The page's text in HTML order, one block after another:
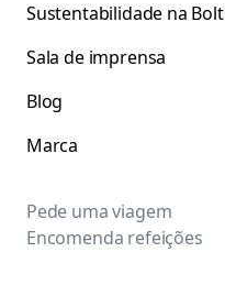
Sustentabilidade na Bolt
Sala de imprensa
Blog
Marca
Pede uma viagem
Encomenda refeições